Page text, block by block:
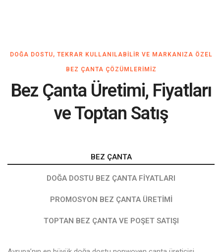
DOĞA DOSTU, TEKRAR KULLANILABILIR VE MARKANIZA ÖZEL
BEZ ÇANTA ÇÖZÜMLERIMIZ
Bez Çanta Üretimi, Fiyatları
ve Toptan Satış
BEZ ÇANTA
DOĞA DOSTU BEZ ÇANTA FIYATLARI
PROMOSYON BEZ ÇANTA ÜRETIMI
TOPTAN BEZ ÇANTA VE POŞET SATIŞI